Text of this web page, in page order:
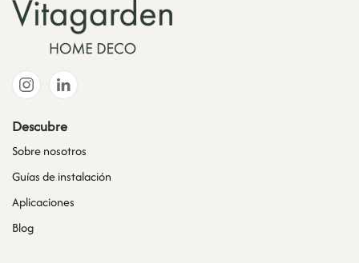
Descubre
Sobre nosotros
Guías de instalación
Aplicaciones
Blog